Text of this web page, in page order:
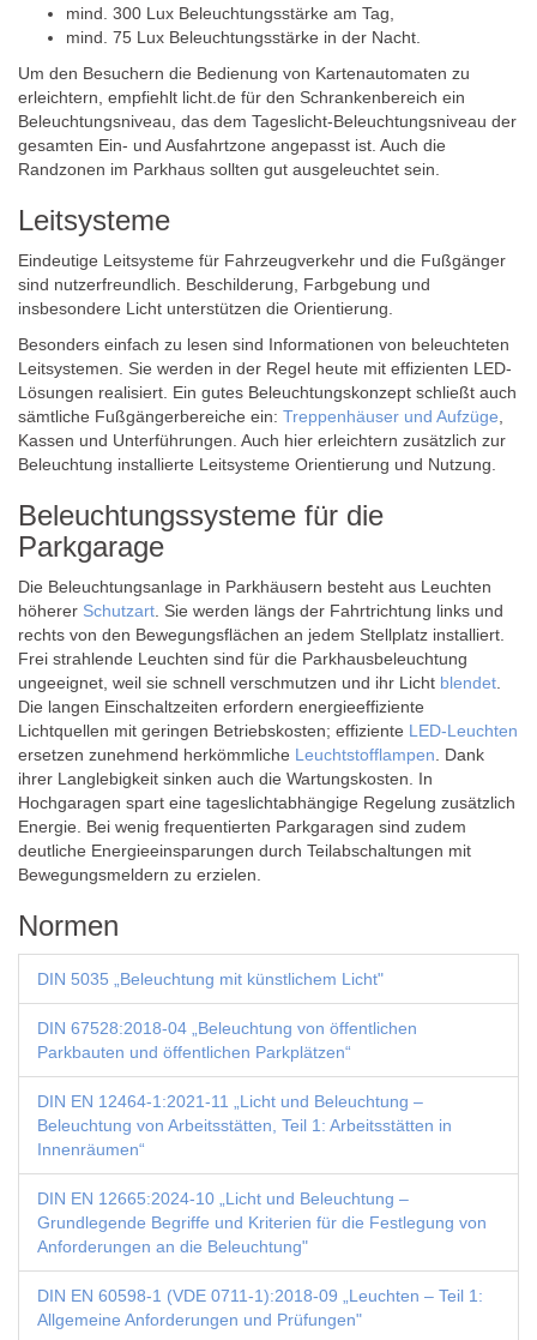
mind. 300 Lux Beleuchtungsstärke am Tag,
mind. 75 Lux Beleuchtungsstärke in der Nacht.
Um den Besuchern die Bedienung von Kartenautomaten zu
erleichtern, empfiehlt licht.de für den Schrankenbereich ein
Beleuchtungsniveau, das dem Tageslicht-Beleuchtungsniveau der
gesamten Ein- und Ausfahrtzone angepasst ist. Auch die
Randzonen im Parkhaus sollten gut ausgeleuchtet sein.
Leitsysteme
Eindeutige Leitsysteme für Fahrzeugverkehr und die Fußgänger
sind nutzerfreundlich. Beschilderung, Farbgebung und
insbesondere Licht unterstützen die Orientierung.
Besonders einfach zu lesen sind Informationen von beleuchteten
Leitsystemen. Sie werden in der Regel heute mit effizienten LED-
Lösungen realisiert. Ein gutes Beleuchtungskonzept schließt auch
sämtliche Fußgängerbereiche ein: Treppenhäuser und Aufzüge,
Kassen und Unterführungen. Auch hier erleichtern zusätzlich zur
Beleuchtung installierte Leitsysteme Orientierung und Nutzung.
Beleuchtungssysteme für die
Parkgarage
Die Beleuchtungsanlage in Parkhäusern besteht aus Leuchten
höherer Schutzart. Sie werden längs der Fahrtrichtung links und
rechts von den Bewegungsflächen an jedem Stellplatz installiert.
Frei strahlende Leuchten sind für die Parkhausbeleuchtung
ungeeignet, weil sie schnell verschmutzen und ihr Licht blendet.
Die langen Einschaltzeiten erfordern energieeffiziente
Lichtquellen mit geringen Betriebskosten; effiziente LED-Leuchten
ersetzen zunehmend herkömmliche Leuchtstofflampen. Dank
ihrer Langlebigkeit sinken auch die Wartungskosten. In
Hochgaragen spart eine tageslichtabhängige Regelung zusätzlich
Energie. Bei wenig frequentierten Parkgaragen sind zudem
deutliche Energieeinsparungen durch Teilabschaltungen mit
Bewegungsmeldern zu erzielen.
Normen
DIN 5035 „Beleuchtung mit künstlichem Licht"
DIN 67528:2018-04 „Beleuchtung von öffentlichen
Parkbauten und öffentlichen Parkplätzen“
DIN EN 12464-1:2021-11 „Licht und Beleuchtung –
Beleuchtung von Arbeitsstätten, Teil 1: Arbeitsstätten in
Innenräumen“
DIN EN 12665:2024-10 „Licht und Beleuchtung –
Grundlegende Begriffe und Kriterien für die Festlegung von
Anforderungen an die Beleuchtung"
DIN EN 60598-1 (VDE 0711-1):2018-09 „Leuchten – Teil 1:
Allgemeine Anforderungen und Prüfungen"